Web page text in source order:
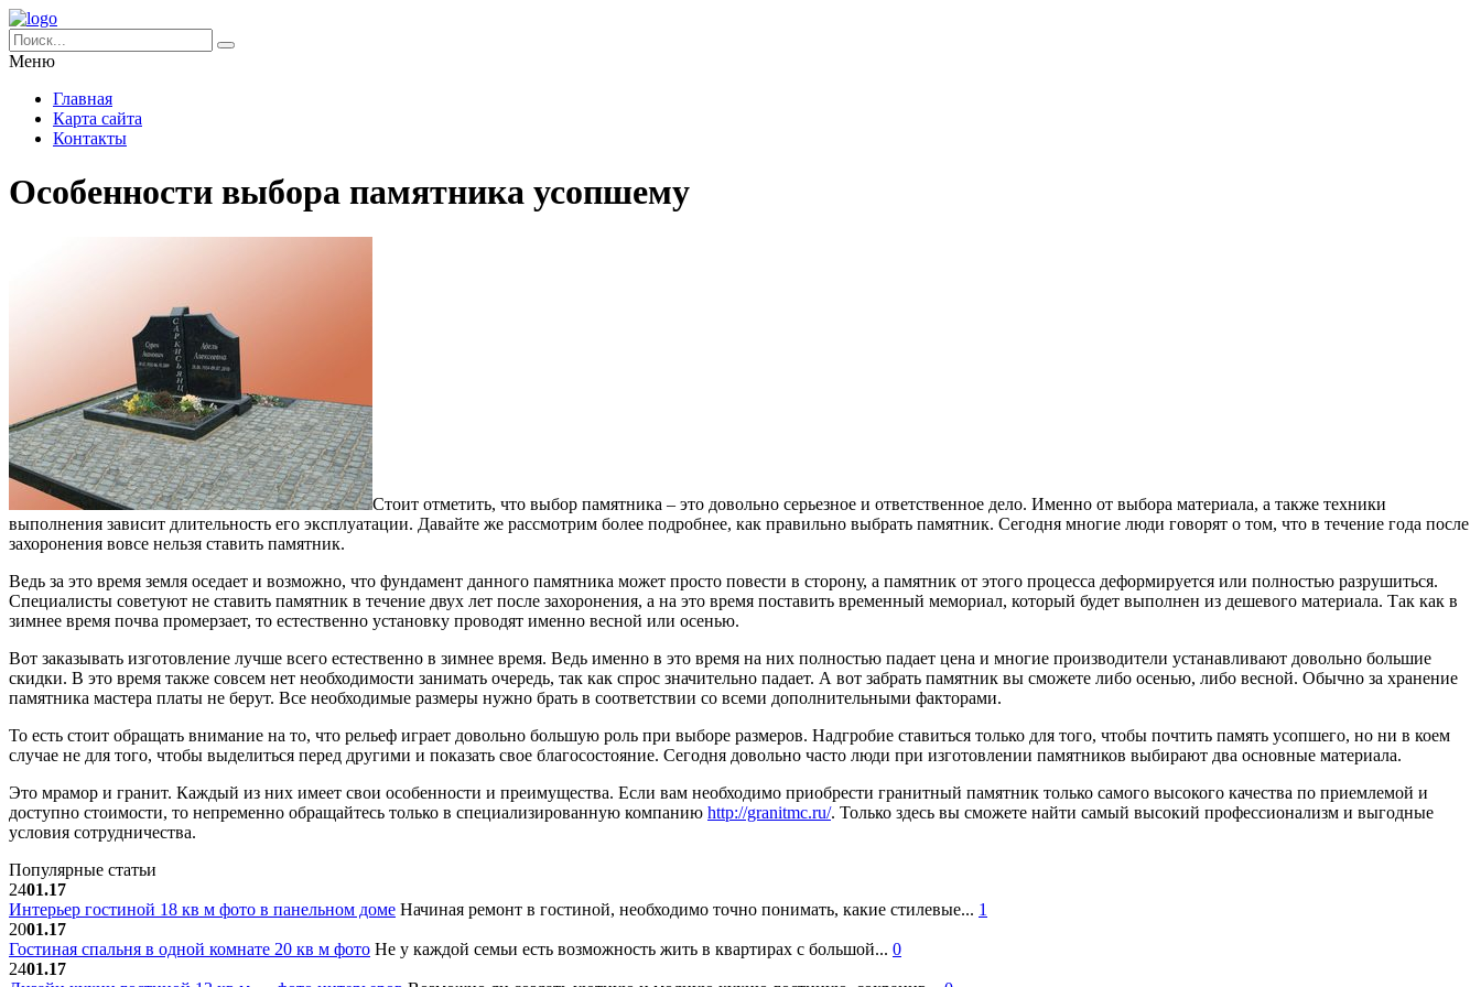
Меню
Главная
Карта сайта
Контакты
Особенности выбора памятника усопшему
Стоит отметить, что выбор памятника – это довольно серьезное и ответственное дело. Именно от выбора материала, а также техники
выполнения зависит длительность его эксплуатации. Давайте же рассмотрим более подробнее, как правильно выбрать памятник. Сегодня многие люди говорят о том, что в течение года после
захоронения вовсе нельзя ставить памятник.
Ведь за это время земля оседает и возможно, что фундамент данного памятника может просто повести в сторону, а памятник от этого процесса деформируется или полностью разрушиться.
Специалисты советуют не ставить памятник в течение двух лет после захоронения, а на это время поставить временный мемориал, который будет выполнен из дешевого материала. Так как в
зимнее время почва промерзает, то естественно установку проводят именно весной или осенью.
Вот заказывать изготовление лучше всего естественно в зимнее время. Ведь именно в это время на них полностью падает цена и многие производители устанавливают довольно большие
скидки. В это время также совсем нет необходимости занимать очередь, так как спрос значительно падает. А вот забрать памятник вы сможете либо осенью, либо весной. Обычно за хранение
памятника мастера платы не берут. Все необходимые размеры нужно брать в соответствии со всеми дополнительными факторами.
То есть стоит обращать внимание на то, что рельеф играет довольно большую роль при выборе размеров. Надгробие ставиться только для того, чтобы почтить память усопшего, но ни в коем
случае не для того, чтобы выделиться перед другими и показать свое благосостояние. Сегодня довольно часто люди при изготовлении памятников выбирают два основные материала.
Это мрамор и гранит. Каждый из них имеет свои особенности и преимущества. Если вам необходимо приобрести гранитный памятник только самого высокого качества по приемлемой и
доступно стоимости, то непременно обращайтесь только в специализированную компанию http://granitmc.ru/. Только здесь вы сможете найти самый высокий профессионализм и выгодные
условия сотрудничества.
Популярные статьи
2401.17
Интерьер гостиной 18 кв м фото в панельном доме Начиная ремонт в гостиной, необходимо точно понимать, какие стилевые... 1
2001.17
Гостиная спальня в одной комнате 20 кв м фото Не у каждой семьи есть возможность жить в квартирах с большой... 0
2401.17